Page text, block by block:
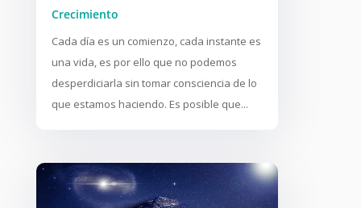
Crecimiento
Cada día es un comienzo, cada instante es
una vida, es por ello que no podemos
desperdiciarla sin tomar consciencia de lo
que estamos haciendo. Es posible que...